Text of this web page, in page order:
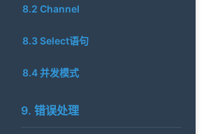
8.2 Channel
8.3 Select语句
8.4 并发模式
9. 错误处理